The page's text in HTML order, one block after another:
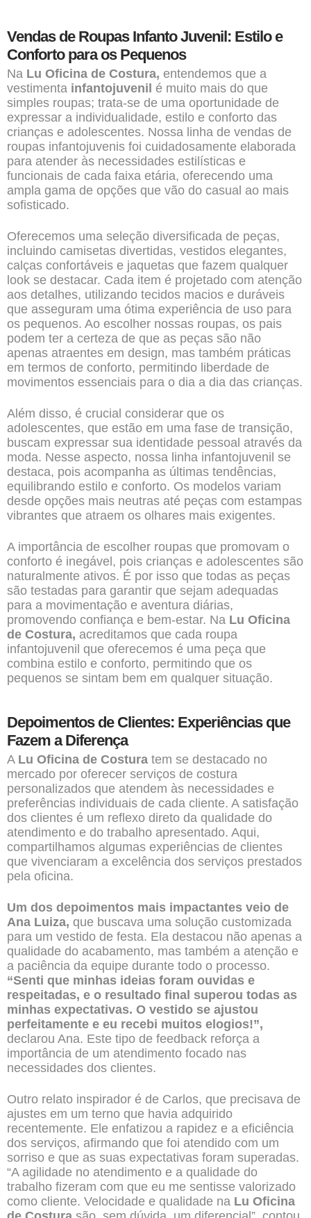
Vendas de Roupas Infanto Juvenil: Estilo e
Conforto para os Pequenos
Na Lu Oficina de Costura, entendemos que a
vestimenta infantojuvenil é muito mais do que
simples roupas; trata-se de uma oportunidade de
expressar a individualidade, estilo e conforto das
crianças e adolescentes. Nossa linha de vendas de
roupas infantojuvenis foi cuidadosamente elaborada
para atender às necessidades estilísticas e
funcionais de cada faixa etária, oferecendo uma
ampla gama de opções que vão do casual ao mais
sofisticado.
Oferecemos uma seleção diversificada de peças,
incluindo camisetas divertidas, vestidos elegantes,
calças confortáveis e jaquetas que fazem qualquer
look se destacar. Cada item é projetado com atenção
aos detalhes, utilizando tecidos macios e duráveis
que asseguram uma ótima experiência de uso para
os pequenos. Ao escolher nossas roupas, os pais
podem ter a certeza de que as peças são não
apenas atraentes em design, mas também práticas
em termos de conforto, permitindo liberdade de
movimentos essenciais para o dia a dia das crianças.
Além disso, é crucial considerar que os
adolescentes, que estão em uma fase de transição,
buscam expressar sua identidade pessoal através da
moda. Nesse aspecto, nossa linha infantojuvenil se
destaca, pois acompanha as últimas tendências,
equilibrando estilo e conforto. Os modelos variam
desde opções mais neutras até peças com estampas
vibrantes que atraem os olhares mais exigentes.
A importância de escolher roupas que promovam o
conforto é inegável, pois crianças e adolescentes são
naturalmente ativos. É por isso que todas as peças
são testadas para garantir que sejam adequadas
para a movimentação e aventura diárias,
promovendo confiança e bem-estar. Na Lu Oficina
de Costura, acreditamos que cada roupa
infantojuvenil que oferecemos é uma peça que
combina estilo e conforto, permitindo que os
pequenos se sintam bem em qualquer situação.
Depoimentos de Clientes: Experiências que
Fazem a Diferença
A Lu Oficina de Costura tem se destacado no
mercado por oferecer serviços de costura
personalizados que atendem às necessidades e
preferências individuais de cada cliente. A satisfação
dos clientes é um reflexo direto da qualidade do
atendimento e do trabalho apresentado. Aqui,
compartilhamos algumas experiências de clientes
que vivenciaram a excelência dos serviços prestados
pela oficina.
Um dos depoimentos mais impactantes veio de
Ana Luiza, que buscava uma solução customizada
para um vestido de festa. Ela destacou não apenas a
qualidade do acabamento, mas também a atenção e
a paciência da equipe durante todo o processo.
“Senti que minhas ideias foram ouvidas e
respeitadas, e o resultado final superou todas as
minhas expectativas. O vestido se ajustou
perfeitamente e eu recebi muitos elogios!”,
declarou Ana. Este tipo de feedback reforça a
importância de um atendimento focado nas
necessidades dos clientes.
Outro relato inspirador é de Carlos, que precisava de
ajustes em um terno que havia adquirido
recentemente. Ele enfatizou a rapidez e a eficiência
dos serviços, afirmando que foi atendido com um
sorriso e que as suas expectativas foram superadas.
“A agilidade no atendimento e a qualidade do
trabalho fizeram com que eu me sentisse valorizado
como cliente. Velocidade e qualidade na Lu Oficina